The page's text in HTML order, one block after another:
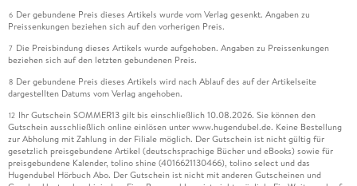
6 Der gebundene Preis dieses Artikels wurde vom Verlag gesenkt. Angaben zu
Preissenkungen beziehen sich auf den vorherigen Preis.
7 Die Preisbindung dieses Artikels wurde aufgehoben. Angaben zu Preissenkungen
beziehen sich auf den letzten gebundenen Preis.
8 Der gebundene Preis dieses Artikels wird nach Ablauf des auf der Artikelseite
dargestellten Datums vom Verlag angehoben.
12 Ihr Gutschein SOMMER13 gilt bis einschließlich 10.08.2026. Sie können den
Gutschein ausschließlich online einlösen unter www.hugendubel.de. Keine Bestellung
zur Abholung mit Zahlung in der Filiale möglich. Der Gutschein ist nicht gültig für
gesetzlich preisgebundene Artikel (deutschsprachige Bücher und eBooks) sowie für
preisgebundene Kalender, tolino shine (4016621130466), tolino select und das
Hugendubel Hörbuch Abo. Der Gutschein ist nicht mit anderen Gutscheinen und